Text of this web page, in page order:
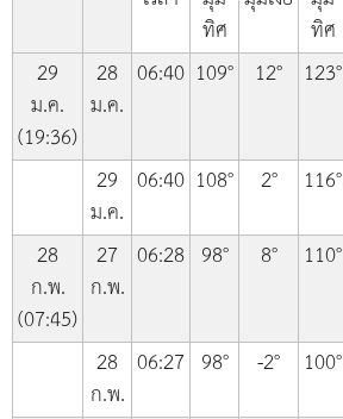
ทิศ ทิศ
29
ม.ค.
(19:36)
28
ม.ค.
06:40 109° 12° 123°
29
ม.ค.
06:40 108° 2° 116°
28
ก.พ.
(07:45)
27
ก.พ.
06:28 98° 8° 110°
28
ก.พ.
06:27 98° -2° 100°